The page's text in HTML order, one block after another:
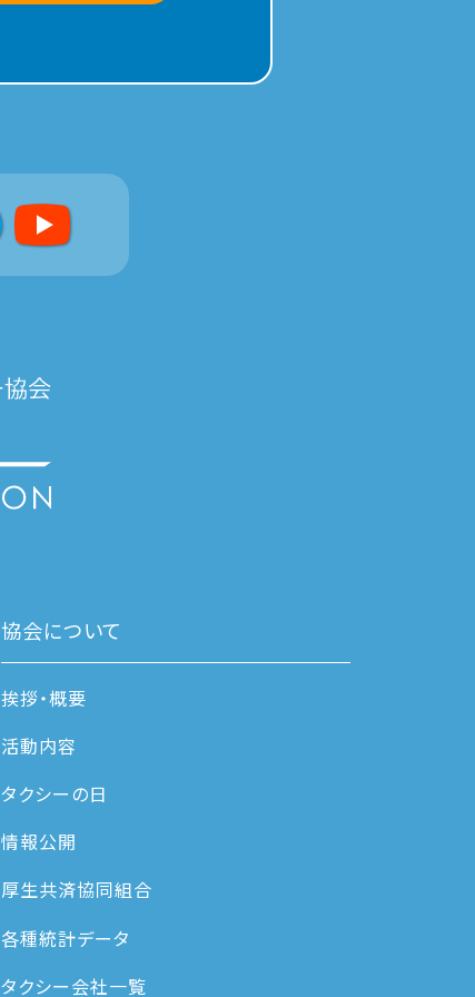
協会について
挨拶・概要
活動内容
タクシーの日
情報公開
厚生共済協同組合
各種統計データ
タクシー会社一覧